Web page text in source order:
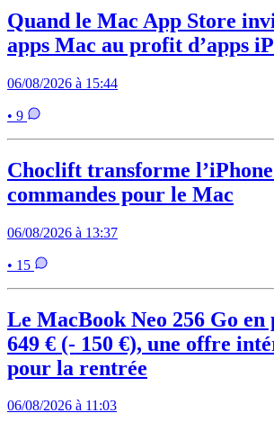
Quand le Mac App Store
apps Mac au profit d’apps
06/08/2026 à 15:44
• 9
Choclift transforme l’iPhone
commandes pour le Mac
06/08/2026 à 13:37
• 15
Le MacBook Neo 256 Go
649 € (- 150 €), une offre
pour la rentrée
06/08/2026 à 11:03